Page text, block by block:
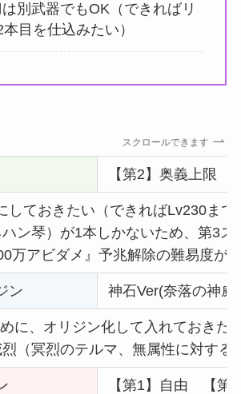
別武器でもOK（できればリ
目を仕込みたい）
スクロールできます
【第2】奥義上限
しておきたい（できればLv230まで
ハン琴）が1本しかないため、第3
万アビダメ』予兆解除の難易度が
ン 神石Ver(奈落の神威
に、オリジン化して入れておきた
（冥烈のテルマ、無属性に対する
【第1】自由 【第